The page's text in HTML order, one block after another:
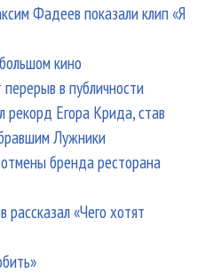
Фадеев показали клип «Я
кино
в публичности
Егора Крида, став
Лужники
бренда ресторана
«Чего хотят